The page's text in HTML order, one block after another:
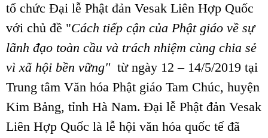
tổ chức Đại lễ Phật đản Vesak Liên Hợp Quốc
với chủ đề "Cách tiếp cận của Phật giáo về sự
lãnh đạo toàn cầu và trách nhiệm cùng chia sẻ
vì xã hội bền vững" từ ngày 12 – 14/5/2019 tại
Trung tâm Văn hóa Phật giáo Tam Chúc, huyện
Kim Bảng, tỉnh Hà Nam. Đại lễ Phật đản Vesak
Liên Hợp Quốc là lễ hội văn hóa quốc tế đã